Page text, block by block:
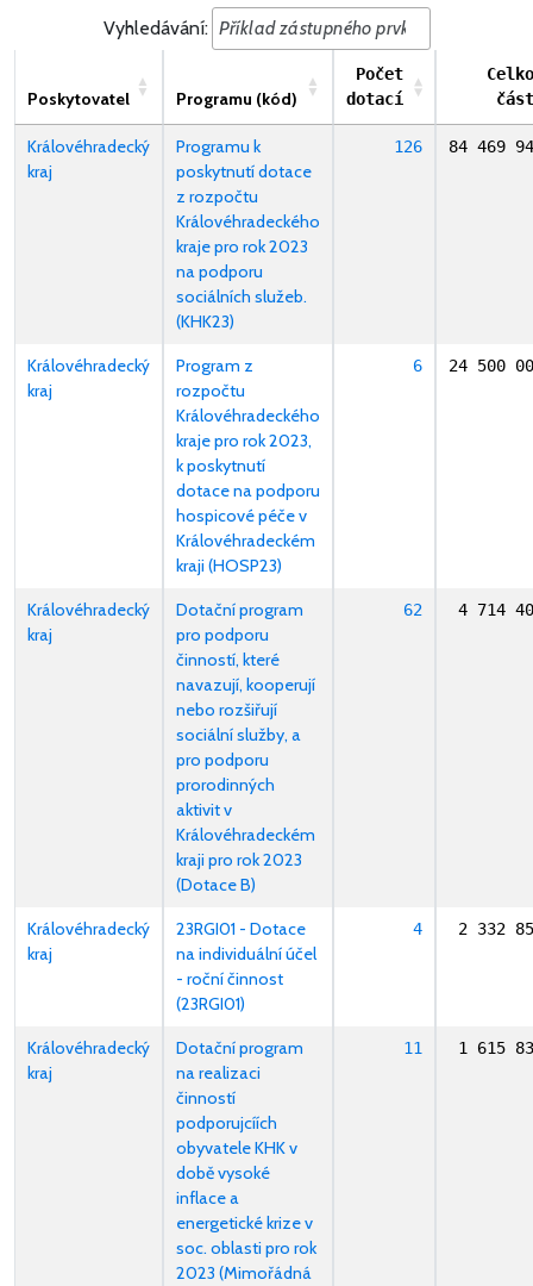
Vyhledávání:
Poskytovatel Programu (kód)
Počet
dotací
Královéhradecký
kraj
Programu k
poskytnutí dotace
z rozpočtu
Královéhradeckého
kraje pro rok 2023
na podporu
sociálních služeb.
(KHK23)
126 84 469
Královéhradecký
kraj
Program z
rozpočtu
Královéhradeckého
kraje pro rok 2023,
k poskytnutí
dotace na podporu
hospicové péče v
Královéhradeckém
kraji (HOSP23)
6 24 500
Královéhradecký
kraj
Dotační program
pro podporu
činností, které
navazují, kooperují
nebo rozšiřují
sociální služby, a
pro podporu
prorodinných
aktivit v
Královéhradeckém
kraji pro rok 2023
(Dotace B)
62 4 714
Královéhradecký
kraj
23RGI01 - Dotace
na individuální účel
- roční činnost
(23RGI01)
4 2 332
Královéhradecký
kraj
Dotační program
na realizaci
činností
podporujcíích
obyvatele KHK v
době vysoké
inflace a
energetické krize v
soc. oblasti pro rok
2023 (Mimořádná
11 1 615